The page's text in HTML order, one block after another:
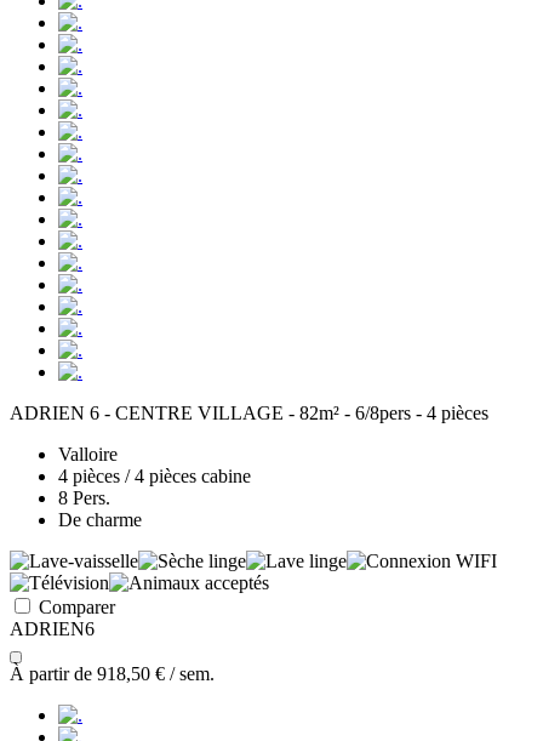
ADRIEN 6 - CENTRE VILLAGE - 82m² - 6/8pers - 4 pièces
Valloire
4 pièces / 4 pièces cabine
8 Pers.
De charme
Comparer
ADRIEN6
À partir de 918,50 € / sem.